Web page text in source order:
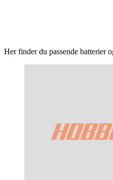
Her finder du passende batterier